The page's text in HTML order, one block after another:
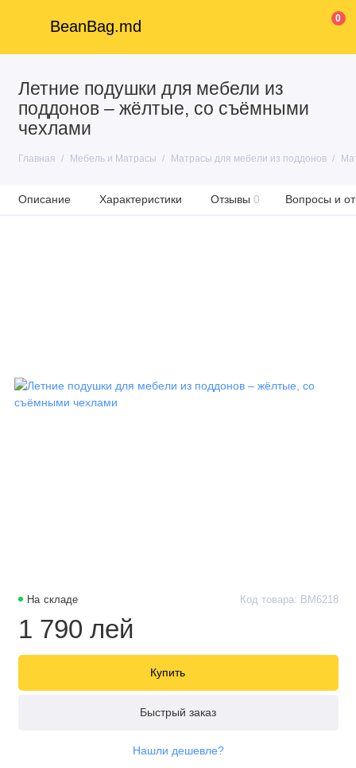
BeanBag.md 0
Летние подушки для мебели из
поддонов – жёлтые, со съёмными
чехлами
Главная Мебель и Матрасы Матрасы для мебели из поддонов
Описание Характеристики Отзывы 0 Вопросы и
На складе Код товара: BM6218
1 790 лей
Купить
Быстрый заказ
Нашли дешевле?